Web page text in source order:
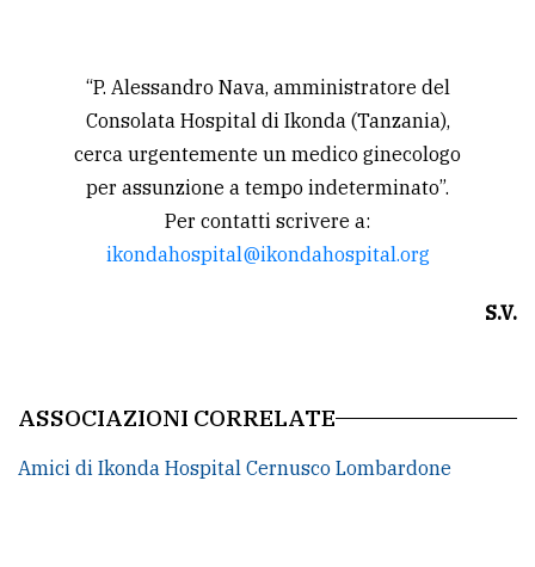
“P. Alessandro Nava, amministratore del
Consolata Hospital di Ikonda (Tanzania),
cerca urgentemente un medico ginecologo
per assunzione a tempo indeterminato”.
Per contatti scrivere a:
ikondahospital@ikondahospital.org
S.V.
ASSOCIAZIONI CORRELATE
Amici di Ikonda Hospital Cernusco Lombardone